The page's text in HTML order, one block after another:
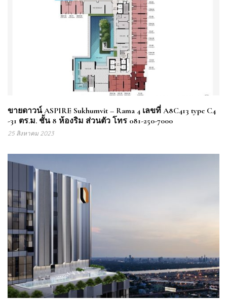
ขายดาวน์ ASPIRE Sukhumvit – Rama 4 เลขที่ A8C413 type C4
-31 ตร.ม. ชั้น 8 ห้องริม ส่วนตัว โทร 081-250-7000
25 สิงหาคม 2023